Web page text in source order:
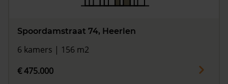
Spoordamstraat 74, Heerlen
6 kamers | 156 m2
€ 475.000